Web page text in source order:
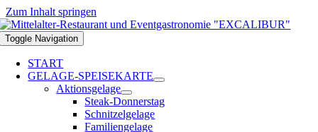
Zum Inhalt springen
Toggle Navigation
START
GELAGE-SPEISEKARTE
Aktionsgelage
Steak-Donnerstag
Schnitzelgelage
Familiengelage